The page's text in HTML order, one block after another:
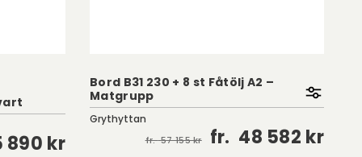
890 kr
Bord B31 230 + 8 st Fåtölj A2 –
Matgrupp
Grythyttan
fr. 57 155 kr fr. 48 582 kr